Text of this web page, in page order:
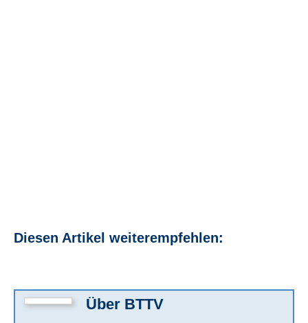
Diesen Artikel weiterempfehlen:
Über BTTV